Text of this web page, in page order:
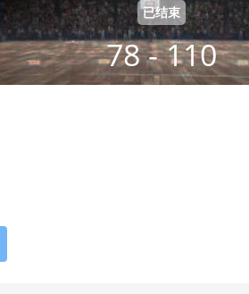
已结束
78 - 110